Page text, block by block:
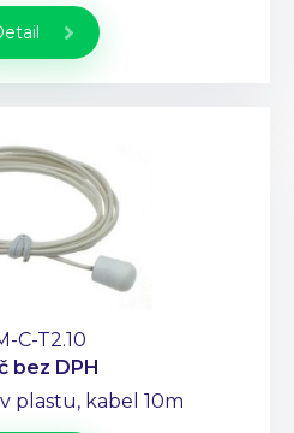
C-T2.10
bez DPH
plastu, kabel 10m